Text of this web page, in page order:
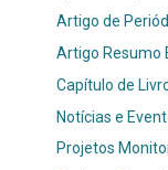
Artigo de
Artigo Resumo
Capítulo de
Notícias e
Projetos